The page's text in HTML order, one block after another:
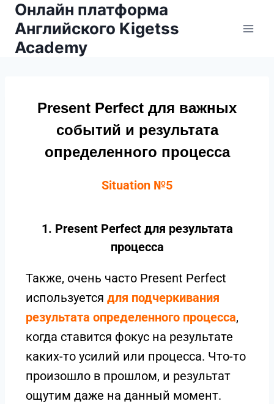
Онлайн платформа
Английского Kigetss
Academy
Present Perfect для важных
событий и результата
определенного процесса
Situation №5
1. Present Perfect для результата
процесса
Также, очень часто Present Perfect
используется для подчеркивания
результата определенного процесса,
когда ставится фокус на результате
каких-то усилий или процесса. Что-то
произошло в прошлом, и результат
ощутим даже на данный момент.